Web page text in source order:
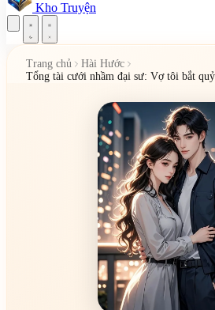
Kho Truyện
Trang chủ
Hài Hước
Tổng tài cưới nhầm đại sư: Vợ tôi bắt